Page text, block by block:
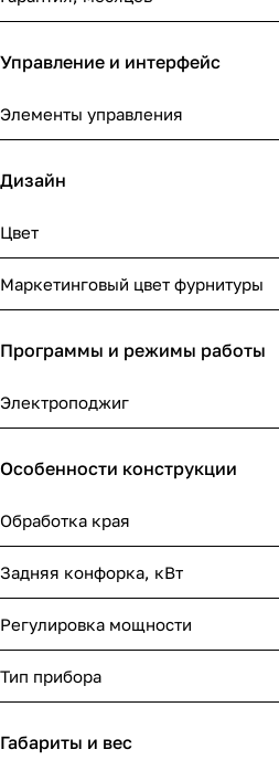
Управление и интерфейс
Элементы управления
Дизайн
Цвет
Маркетинговый цвет фурнитуры
Программы и режимы работы
Электроподжиг
Особенности конструкции
Обработка края
Задняя конфорка, кВт
Регулировка мощности
Тип прибора
Габариты и вес